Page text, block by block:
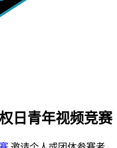
日青年视频竞赛